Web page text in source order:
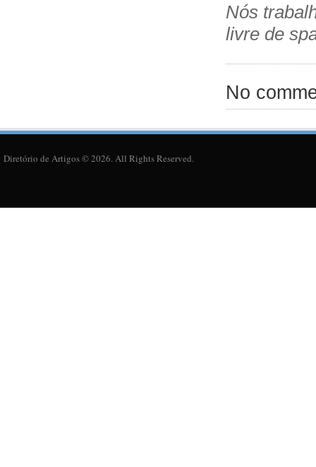
Nós
livre de
No
Diretório de Artigos © 2026. All Rights Reserved.